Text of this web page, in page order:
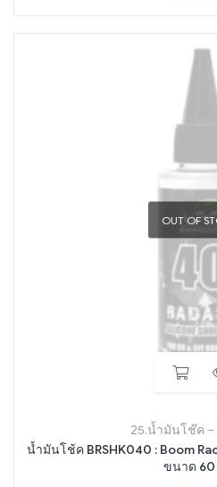
OUT OF
25.น้ำมันโช๊ค –
น้ำมันโช้ค BRSHK040 : Boom
ขนาด 60